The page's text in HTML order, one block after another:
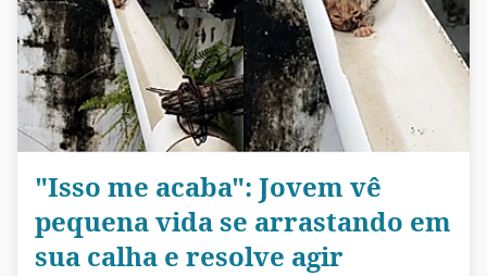
"Isso me acaba": Jovem vê
pequena vida se arrastando em
sua calha e resolve agir